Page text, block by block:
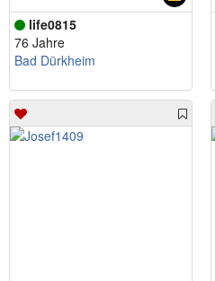
life0815
76 Jahre
Bad Dürkheim